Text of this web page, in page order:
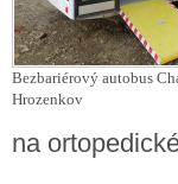
Bezbariérový autobus
Hrozenkov
na